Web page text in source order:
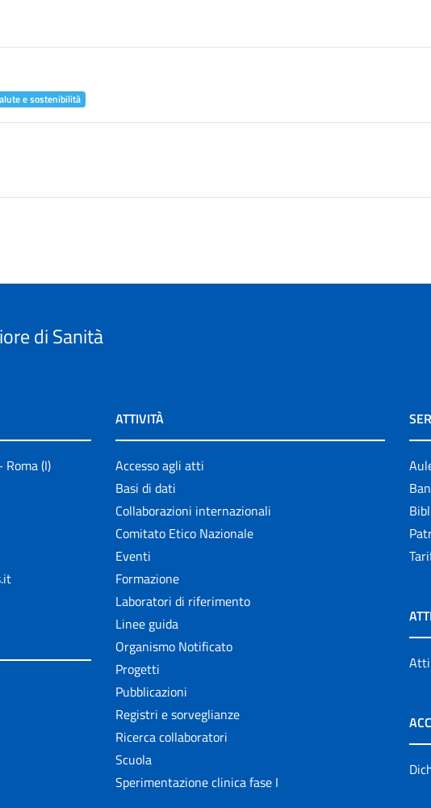
e sostenibilità
di Sanità
(I)
ATTIVITÀ
Accesso agli atti
Basi di dati
Collaborazioni internazionali
Comitato Etico Nazionale
Eventi
Formazione
Laboratori di riferimento
Linee guida
Organismo Notificato
Progetti
Pubblicazioni
Registri e sorveglianze
Ricerca collaboratori
Scuola
Sperimentazione clinica fase I
Atti